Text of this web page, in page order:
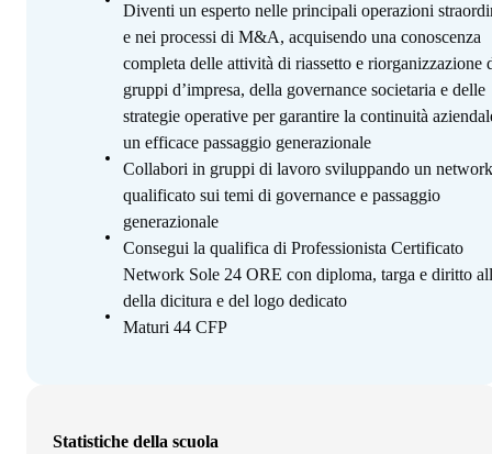
Diventi un esperto nelle principali operazioni
e nei processi di M&A, acquisendo una conoscenza
completa delle attività di riassetto e riorganizzazione
gruppi d’impresa, della governance societaria e delle
strategie operative per garantire la continuità
un efficace passaggio generazionale
Collabori in gruppi di lavoro sviluppando un
qualificato sui temi di governance e passaggio
generazionale
Consegui la qualifica di Professionista Certificato
Network Sole 24 ORE con diploma, targa e diritto
della dicitura e del logo dedicato
Maturi 44 CFP
Statistiche della scuola